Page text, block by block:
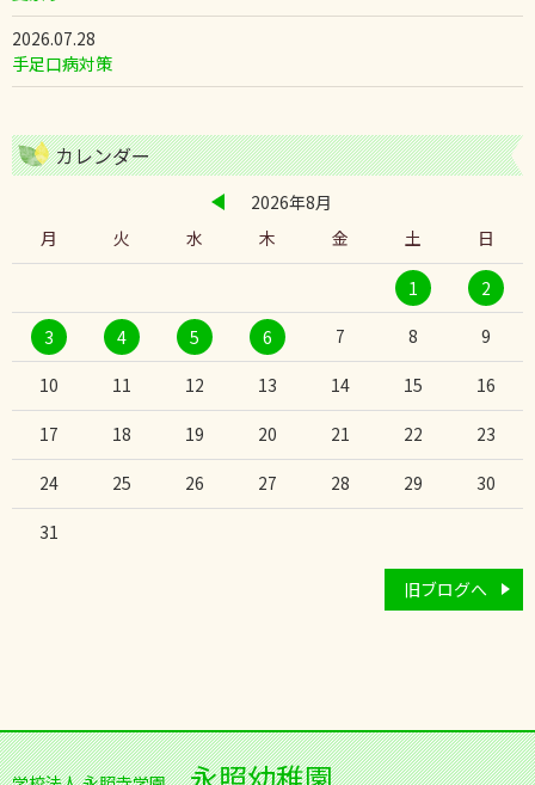
2026.07.28
手足口病対策
カレンダー
2026年8月
月
火 水 木 金 土 日
1 2
3 4 5 6 7 8 9
10 11 12 13 14 15 16
17 18 19 20 21 22 23
24 25 26 27 28 29 30
31
旧ブログへ